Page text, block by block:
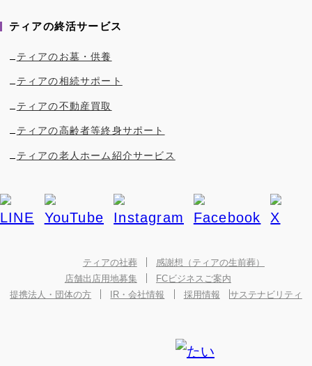
ティアの終活サービス
ティアのお墓・供養
ティアの相続サポート
ティアの不動産買取
ティアの高齢者等終身サポート
ティアの老人ホーム紹介サービス
ティアの社葬
感謝想（ティアの生前葬）
店舗出店用地募集
FCビジネスご案内
提携法人・団体の方
IR・会社情報 採用情報 サステナビリティ